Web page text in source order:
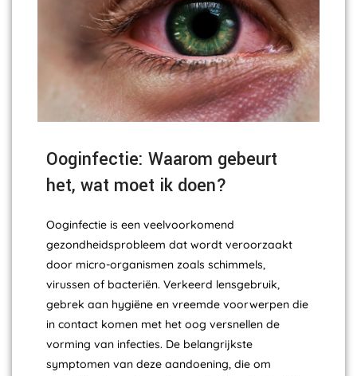
Ooginfectie: Waarom gebeurt
het, wat moet ik doen?
Ooginfectie is een veelvoorkomend
gezondheidsprobleem dat wordt veroorzaakt
door micro-organismen zoals schimmels,
virussen of bacteriën. Verkeerd lensgebruik,
gebrek aan hygiëne en vreemde voorwerpen die
in contact komen met het oog versnellen de
vorming van infecties. De belangrijkste
symptomen van deze aandoening, die om